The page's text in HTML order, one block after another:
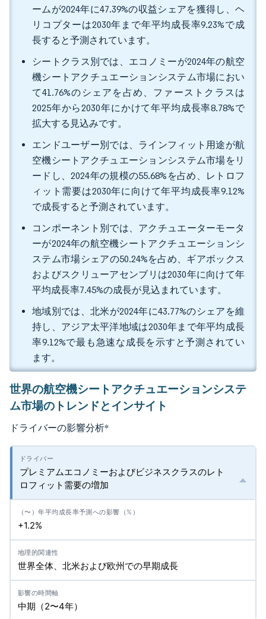
ームが2024年に47.39%の収益シェアを獲得し、ヘ
リコプターは2030年まで年平均成長率9.23%で成
長すると予測されています。
シートクラス別では、エコノミーが2024年の航空
機シートアクチュエーションシステム市場におい
て41.76%のシェアを占め、ファーストクラスは
2025年から2030年にかけて年平均成長率8.78%で
拡大する見込みです。
エンドユーザー別では、ラインフィット用途が航
空機シートアクチュエーションシステム市場をリ
ードし、2024年の規模の55.68%を占め、レトロフ
ィット需要は2030年に向けて年平均成長率9.12%
で成長すると予測されています。
コンポーネント別では、アクチュエーターモータ
ーが2024年の航空機シートアクチュエーションシ
ステム市場シェアの50.24%を占め、ギアボックス
およびスクリューアセンブリは2030年に向けて年
平均成長率7.45%の成長が見込まれています。
地域別では、北米が2024年に43.77%のシェアを維
持し、アジア太平洋地域は2030年まで年平均成長
率9.12%で最も急速な成長を示すと予測されてい
ます。
世界の航空機シートアクチュエーションシステ
ム市場のトレンドとインサイト
ドライバーの影響分析*
プレミアムエコノミーおよびビジネスクラスのレト
ロフィット需要の増加
+1.2%
世界全体、北米および欧州での早期成長
中期（2〜4年）